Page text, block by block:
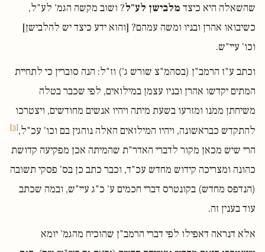
שהשאלה היא כיצד מלבישן לע"ל? ושוב מקשה הגמ' לע"ל,
כשיבואו אהרן ובניו ומשה עמהם? [והוא ידע כיצד יש להלבישן]
וכו' עיי"ש.
וכתב ע"ז הרמב"ן (בסהמ"צ שורש ג') וז"ל: הנה סוברין כי לתחיית
המתים יקדשו אהרן ובניו עצמן במילואים, לפי שכבר בטלה
משיחתן ממנו ומזרעו בשעת מיתה ויהיו אנשים מחודשים, ויצטרכו
להתקדש כבראשונה, ויהיו המילואים האלה נוהגין בם וכו' עכ"ל,[3]
הרי שיש מכאן מקור לדברי האדר"ת שהמיתה אכן מפקיעה קדושת
כהונה ומצריכה קידוש מחדש עכ"ד, וכבר כתב כן בס' פסקי תשובה
(הנדפס מחדש) בקונטרס דברי חכמים ע' כ"ג עיי"ש, ובמה שכתב
עוד בענין זה.
אלא דנראה דאפילו לפי דברי הרמב"ן שהוכיח מהגמ' יומא